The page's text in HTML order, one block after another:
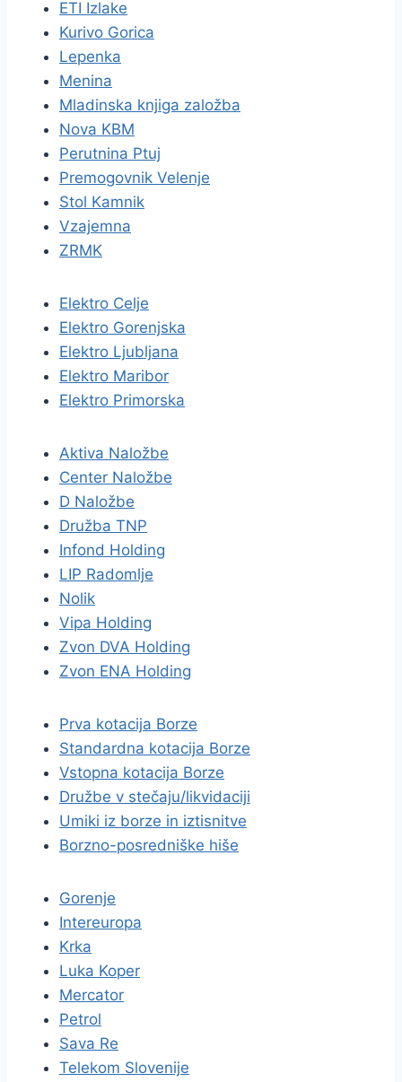
ETI Izlake
Kurivo Gorica
Lepenka
Menina
Mladinska knjiga založba
Nova KBM
Perutnina Ptuj
Premogovnik Velenje
Stol Kamnik
Vzajemna
ZRMK
Elektro Celje
Elektro Gorenjska
Elektro Ljubljana
Elektro Maribor
Elektro Primorska
Aktiva Naložbe
Center Naložbe
D Naložbe
Družba TNP
Infond Holding
LIP Radomlje
Nolik
Vipa Holding
Zvon DVA Holding
Zvon ENA Holding
Prva kotacija Borze
Standardna kotacija Borze
Vstopna kotacija Borze
Družbe v stečaju/likvidaciji
Umiki iz borze in iztisnitve
Borzno-posredniške hiše
Gorenje
Intereuropa
Krka
Luka Koper
Mercator
Petrol
Sava Re
Telekom Slovenije